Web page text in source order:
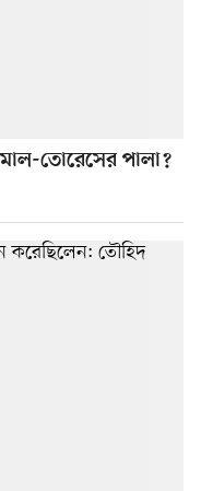
তোরেসের পালা?